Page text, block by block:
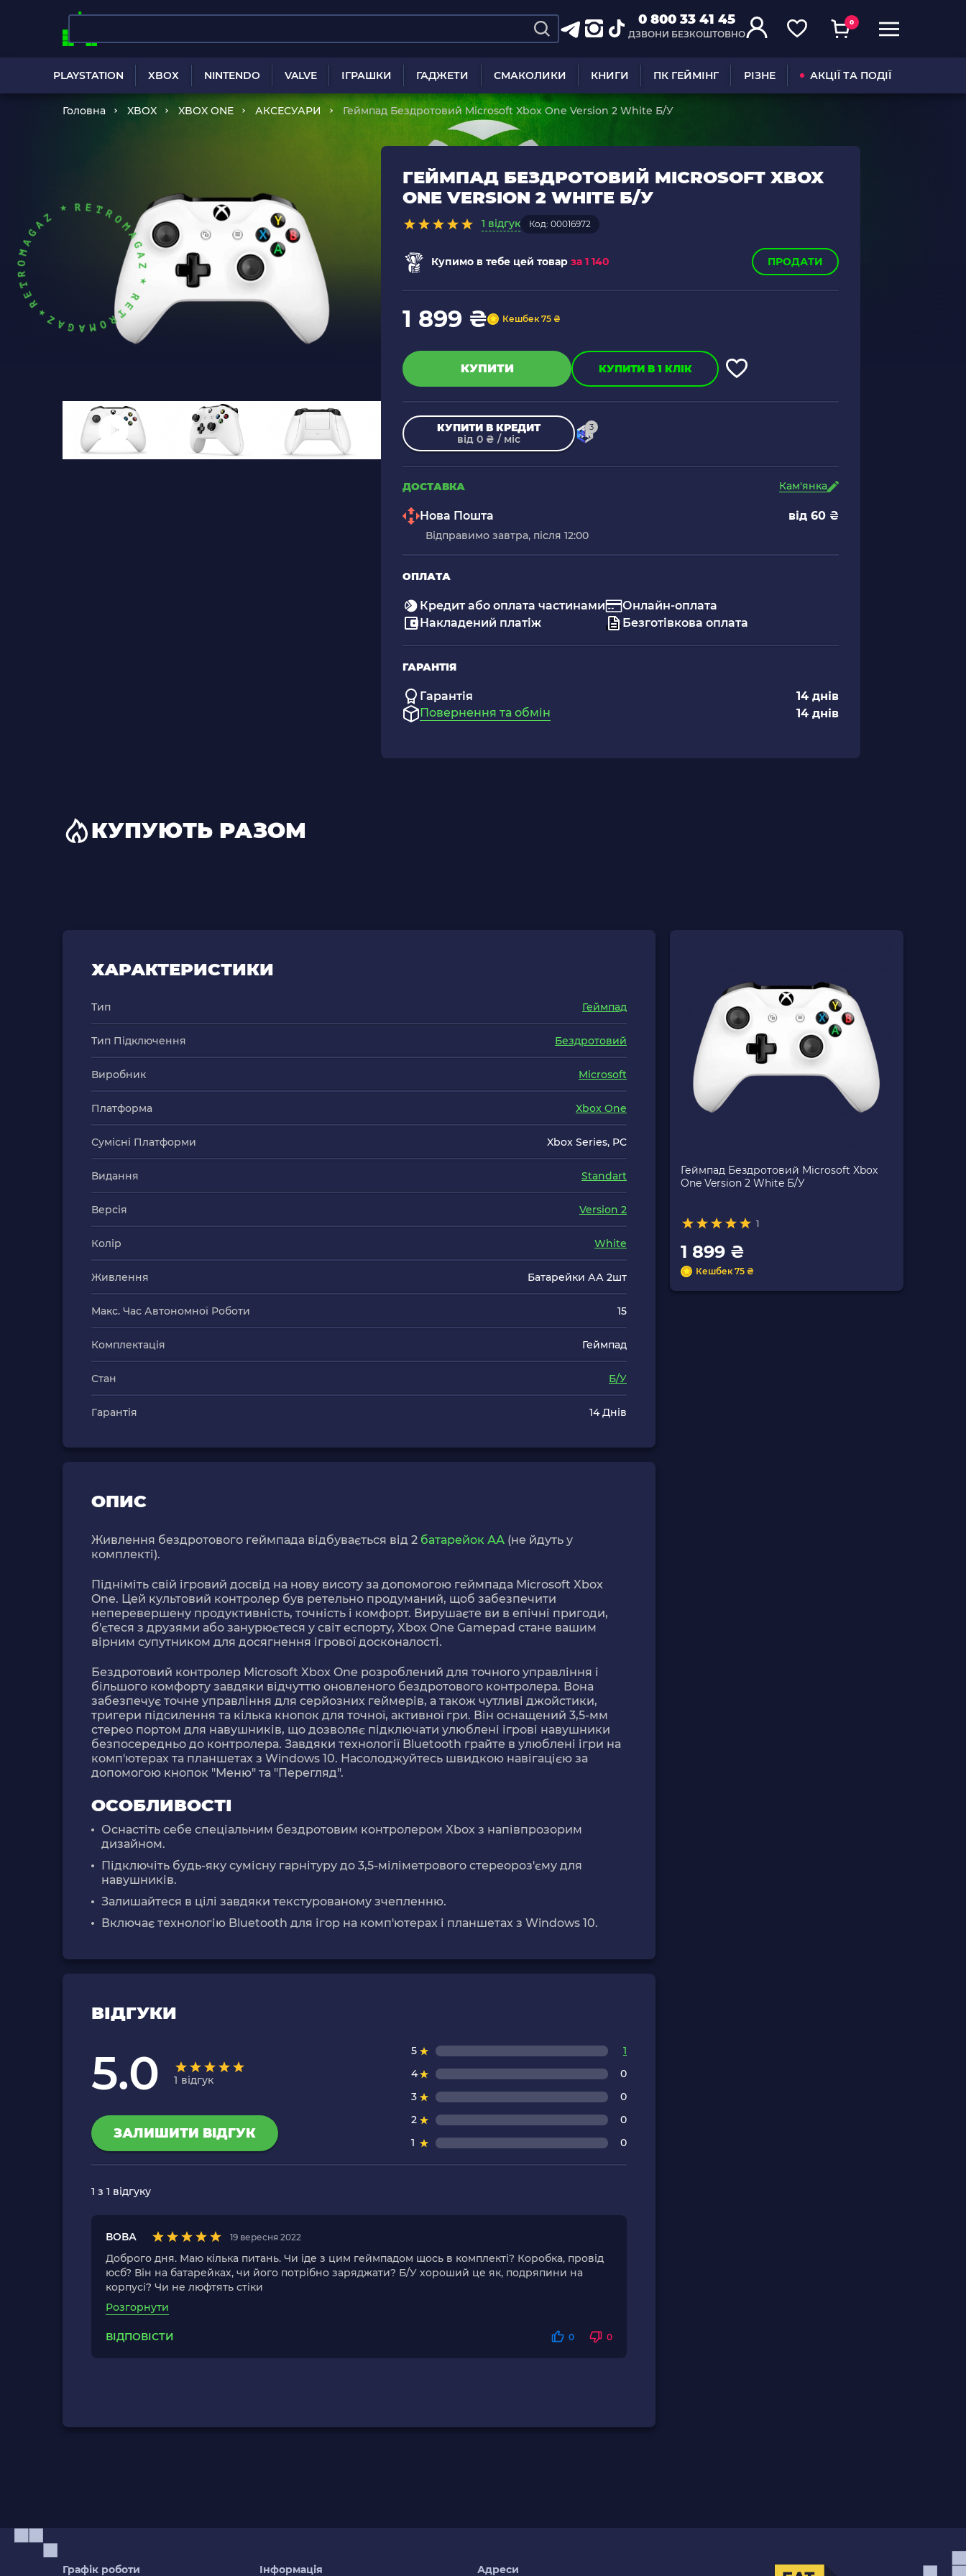
0 800 33 41 45
ДЗВОНИ БЕЗКОШТОВНО
0
PLAYSTATION XBOX NINTENDO VALVE ІГРАШКИ ГАДЖЕТИ СМАКОЛИКИ КНИГИ ПК ГЕЙМІНГ РІЗНЕ АКЦІЇ ТА ПОДІЇ
Головна XBOX XBOX ONE АКСЕСУАРИ Геймпад Бездротовий Microsoft Xbox One Version 2 White Б/У
ГЕЙМПАД БЕЗДРОТОВИЙ MICROSOFT XBOX
ONE VERSION 2 WHITE Б/У
1 відгук Код: 00016972
Купимо в тебе цей товар за 1 140 ПРОДАТИ
1 899 ₴ Кешбек 75 ₴
КУПИТИ КУПИТИ В 1 КЛІК
КУПИТИ В КРЕДИТ
від 0 ₴ / міс
3
ДОСТАВКА Кам'янка
Нова Пошта від 60 ₴
Відправимо завтра, після 12:00
ОПЛАТА
Кредит або оплата частинами
Накладений платіж
Онлайн-оплата
Безготівкова оплата
ГАРАНТІЯ
Гарантія
14 днів
Повернення та обмін
14 днів
КУПУЮТЬ РАЗОМ
ХАРАКТЕРИСТИКИ
Тип Геймпад
Тип Підключення Бездротовий
Виробник Microsoft
Платформа Xbox One
Сумісні Платформи Xbox Series, PC
Видання Standart
Версія Version 2
Колір White
Живлення Батарейки АА 2шт
Макс. Час Автономної Роботи 15
Комплектація Геймпад
Стан Б/У
Гарантія 14 Днів
ОПИС
Живлення бездротового геймпада відбувається від 2 батарейок АА (не йдуть у
комплекті).
Підніміть свій ігровий досвід на нову висоту за допомогою геймпада Microsoft Xbox
One. Цей культовий контролер був ретельно продуманий, щоб забезпечити
неперевершену продуктивність, точність і комфорт. Вирушаєте ви в епічні пригоди,
б'єтеся з друзями або занурюєтеся у світ еспорту, Xbox One Gamepad стане вашим
вірним супутником для досягнення ігрової досконалості.
Бездротовий контролер Microsoft Xbox One розроблений для точного управління і
більшого комфорту завдяки відчуттю оновленого бездротового контролера. Вона
забезпечує точне управління для серйозних геймерів, а також чутливі джойстики,
тригери підсилення та кілька кнопок для точної, активної гри. Він оснащений 3,5-мм
стерео портом для навушників, що дозволяє підключати улюблені ігрові навушники
безпосередньо до контролера. Завдяки технології Bluetooth грайте в улюблені ігри на
комп'ютерах та планшетах з Windows 10. Насолоджуйтесь швидкою навігацією за
допомогою кнопок "Меню" та "Перегляд".
ОСОБЛИВОСТІ
Оснастіть себе спеціальним бездротовим контролером Xbox з напівпрозорим
дизайном.
Підключіть будь-яку сумісну гарнітуру до 3,5-міліметрового стереороз'єму для
навушників.
Залишайтеся в цілі завдяки текстурованому зчепленню.
Включає технологію Bluetooth для ігор на комп'ютерах і планшетах з Windows 10.
ВІДГУКИ
5.0 1 відгук
ЗАЛИШИТИ ВІДГУК
5
1
4
0
3
0
2
0
1
0
1 з 1 відгуку
ВОВА 19 вересня 2022
Доброго дня. Маю кілька питань. Чи іде з цим геймпадом щось в комплекті? Коробка, провід
юсб? Він на батарейках, чи його потрібно заряджати? Б/У хороший це як, подряпини на
корпусі? Чи не люфтять стіки
Розгорнути
ВІДПОВІСТИ 0 0
Геймпад Бездротовий Microsoft Xbox
One Version 2 White Б/У
1
1 899 ₴
Кешбек 75 ₴
Графік роботи Інформація Адреси